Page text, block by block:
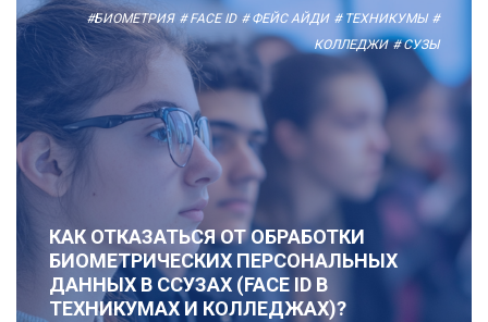
#БИОМЕТРИЯ # FACE ID # ФЕЙС АЙДИ # ТЕХНИКУМЫ #
КОЛЛЕДЖИ # СУЗЫ
КАК ОТКАЗАТЬСЯ ОТ ОБРАБОТКИ
БИОМЕТРИЧЕСКИХ ПЕРСОНАЛЬНЫХ
ДАННЫХ В ССУЗАХ (FACE ID В
ТЕХНИКУМАХ И КОЛЛЕДЖАХ)?